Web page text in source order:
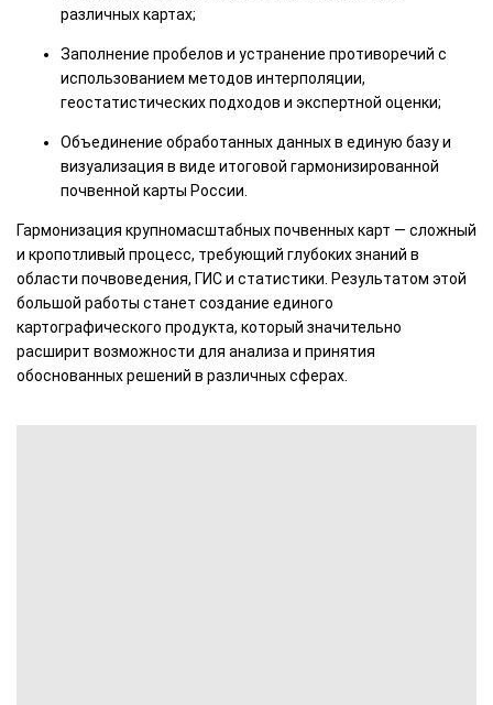
различных картах;
Заполнение пробелов и устранение противоречий с
использованием методов интерполяции,
геостатистических подходов и экспертной оценки;
Объединение обработанных данных в единую базу и
визуализация в виде итоговой гармонизированной
почвенной карты России.
Гармонизация крупномасштабных почвенных карт — сложный
и кропотливый процесс, требующий глубоких знаний в
области почвоведения, ГИС и статистики. Результатом этой
большой работы станет создание единого
картографического продукта, который значительно
расширит возможности для анализа и принятия
обоснованных решений в различных сферах.